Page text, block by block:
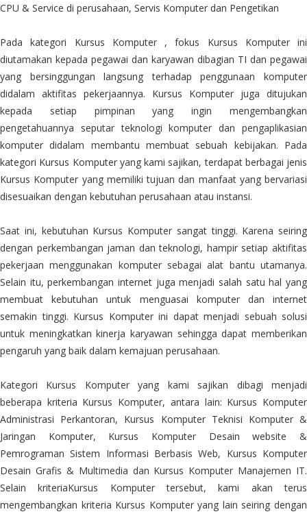
CPU & Service di perusahaan, Servis Komputer dan Pengetikan
Pada kategori Kursus Komputer , fokus Kursus Komputer ini
diutamakan kepada pegawai dan karyawan dibagian TI dan pegawai
yang bersinggungan langsung terhadap penggunaan komputer
didalam aktifitas pekerjaannya. Kursus Komputer juga ditujukan
kepada setiap pimpinan yang ingin mengembangkan
pengetahuannya seputar teknologi komputer dan pengaplikasian
komputer didalam membantu membuat sebuah kebijakan. Pada
kategori Kursus Komputer yang kami sajikan, terdapat berbagai jenis
Kursus Komputer yang memiliki tujuan dan manfaat yang bervariasi
disesuaikan dengan kebutuhan perusahaan atau instansi.
Saat ini, kebutuhan Kursus Komputer sangat tinggi. Karena seiring
dengan perkembangan jaman dan teknologi, hampir setiap aktifitas
pekerjaan menggunakan komputer sebagai alat bantu utamanya.
Selain itu, perkembangan internet juga menjadi salah satu hal yang
membuat kebutuhan untuk menguasai komputer dan internet
semakin tinggi. Kursus Komputer ini dapat menjadi sebuah solusi
untuk meningkatkan kinerja karyawan sehingga dapat memberikan
pengaruh yang baik dalam kemajuan perusahaan.
Kategori Kursus Komputer yang kami sajikan dibagi menjadi
beberapa kriteria Kursus Komputer, antara lain: Kursus Komputer
Administrasi Perkantoran, Kursus Komputer Teknisi Komputer &
Jaringan Komputer, Kursus Komputer Desain website &
Pemrograman Sistem Informasi Berbasis Web, Kursus Komputer
Desain Grafis & Multimedia dan Kursus Komputer Manajemen IT.
Selain kriteriaKursus Komputer tersebut, kami akan terus
mengembangkan kriteria Kursus Komputer yang lain seiring dengan